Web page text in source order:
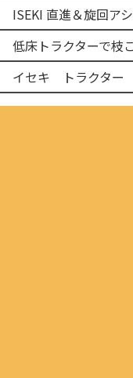
イセキ トラクタ